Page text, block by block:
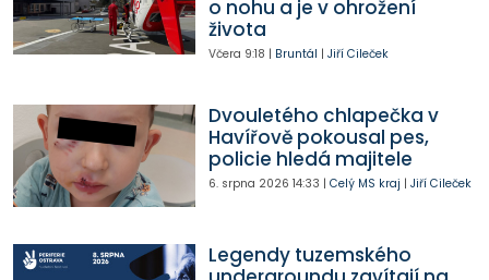
o nohu a je v ohrožení
života
Včera 9:18 | Bruntál | Jiří Cileček
Dvouletého chlapečka v
Havířově pokousal pes,
policie hledá majitele
6. srpna 2026 14:33 | Celý MS kraj | Jiří Cileček
Legendy tuzemského